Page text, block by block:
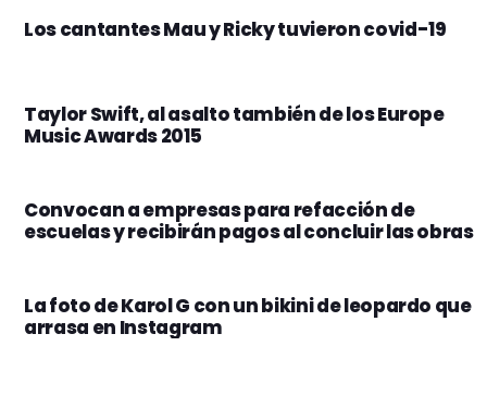
Los cantantes Mau y Ricky tuvieron covid-19
Taylor Swift, al asalto también de los Europe
Music Awards 2015
Convocan a empresas para refacción de
escuelas y recibirán pagos al concluir las obras
La foto de Karol G con un bikini de leopardo que
arrasa en Instagram